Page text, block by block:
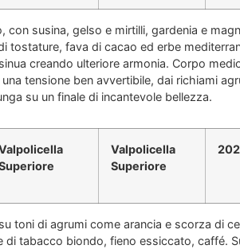
con susina, gelso e mirtilli, gardenia e
tostature, fava di cacao ed erbe
creando ulteriore armonia. Corpo
tensione ben avvertibile, dai richiami
su un finale di incantevole bellezza.
Valpolicella
Superiore
toni di agrumi come arancia e scorza di
di tabacco biondo, fieno essiccato, caffé.